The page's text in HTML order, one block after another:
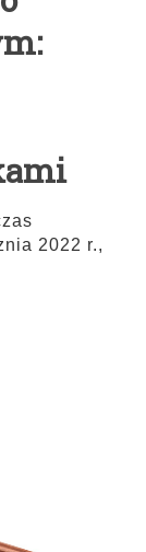
2022 r.,